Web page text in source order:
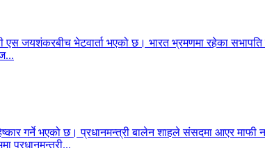
एस जयशंकरबीच भेटवार्ता भएको छ। भारत भ्रमणमा रहेका
गर्ने भएको छ। प्रधानमन्त्री बालेन शाहले संसदमा आएर
प्रधानमन्त्री...